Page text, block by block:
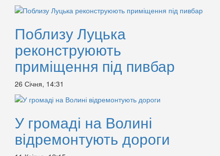
Поблизу Луцька
реконструюють
приміщення під пивбар
26 Січня, 14:31
У громаді на Волині
відремонтують дороги